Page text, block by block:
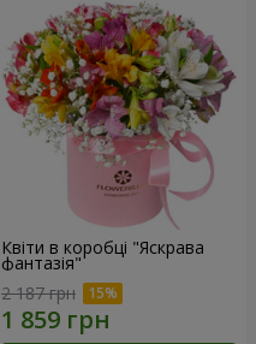
Квіти в коробці "Яскрава
фантазія"
2 187 грн